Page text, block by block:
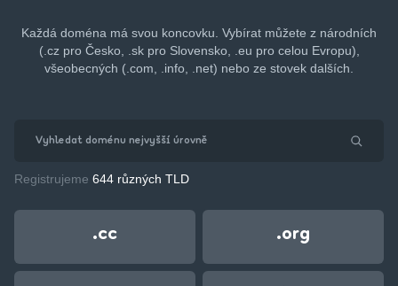
Každá doména má svou koncovku. Vybírat můžete z národních
(.cz pro Česko, .sk pro Slovensko, .eu pro celou Evropu),
všeobecných (.com, .info, .net) nebo ze stovek dalších.
Registrujeme 644 různých TLD
.cc .org